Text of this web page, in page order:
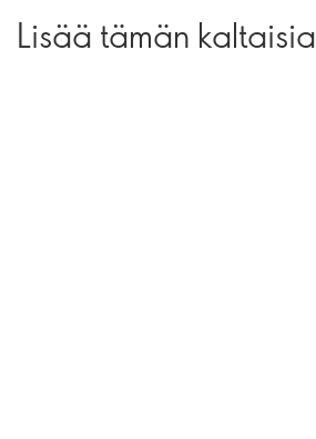
Lisää tämän kaltaisia